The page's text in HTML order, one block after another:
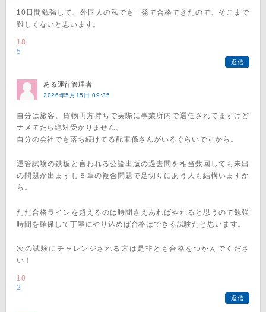
10日間勉強して、外国人の私でも一発で合格できたので、そこまで
難しくないと思います。
18
5
返信
ある運行管理者
2026年5月15日 09:35
自分は旅客、貨物両方持ちで実際に事業所内で選任されてますけど
ナメてたら絶対受かりません。
自分の会社でも落ち続けてる配車係さんがいるぐらいですから。
運管試験の鉄板と言われる公論出版の過去問を相当数回しても未出
の問題が出ますし５章の複合問題で足切りにあう人も結構いますか
ら。
ただ合格ラインを超えるのは時間さえあればやれると思うので勉強
時間を確保して丁寧にやり込めば合格はできる試験だと思います。
次の試験にチャレンジされる方は是非とも合格をつかんでくださ
い！
10
2
返信